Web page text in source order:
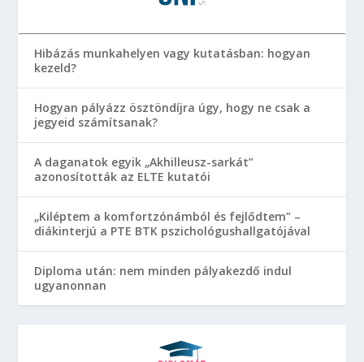
Hibázás munkahelyen vagy kutatásban: hogyan
kezeld?
Hogyan pályázz ösztöndíjra úgy, hogy ne csak a
jegyeid számítsanak?
A daganatok egyik „Akhilleusz-sarkát”
azonosították az ELTE kutatói
„Kiléptem a komfortzónámból és fejlődtem” –
diákinterjú a PTE BTK pszichológushallgatójával
Diploma után: nem minden pályakezdő indul
ugyanonnan